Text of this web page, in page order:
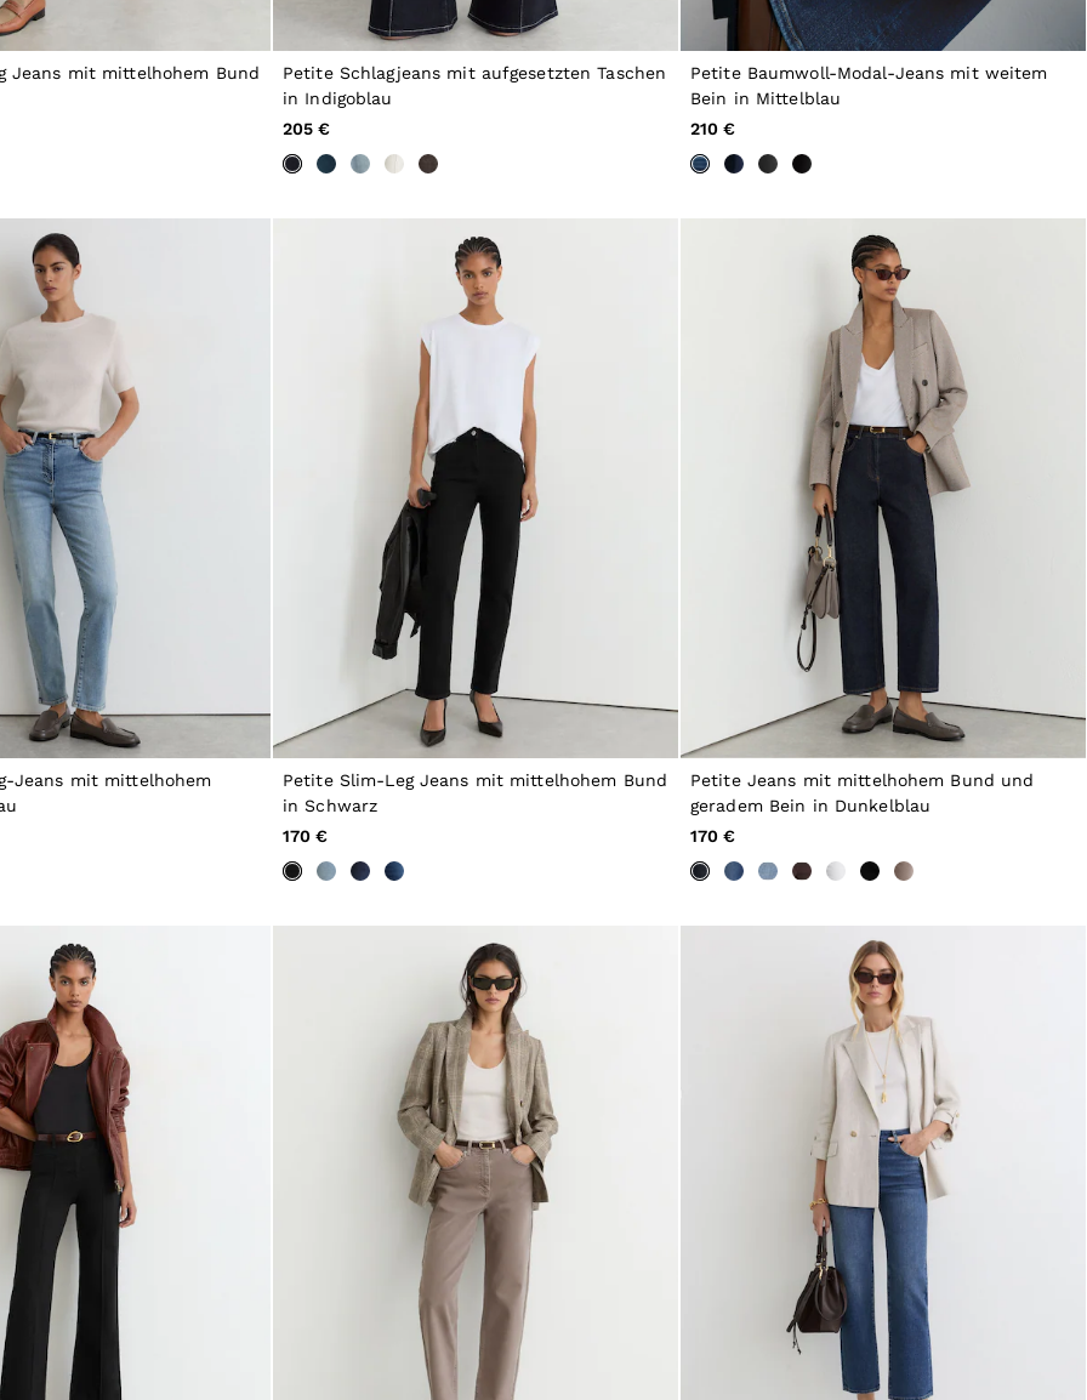
Jeans mit mittelhohem Bund
Petite Schlagjeans mit aufgesetzten Taschen
in Indigoblau
205 €
Petite Baumwoll-Modal-Jeans mit weitem
Bein in Mittelblau
210 €
Jeans mit mittelhohem
Petite Slim-Leg Jeans mit mittelhohem Bund
in Schwarz
170 €
Petite Jeans mit mittelhohem Bund und
geradem Bein in Dunkelblau
170 €